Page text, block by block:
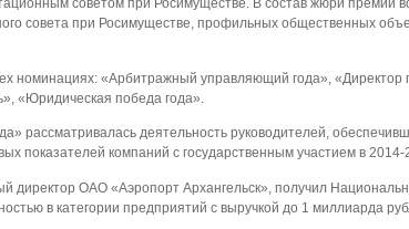
советом при Росимуществе. В состав жюри премии
совета при Росимуществе, профильных общественных
номинациях: «Арбитражный управляющий года», «Директор
«Юридическая победа года».
рассматривалась деятельность руководителей,
показателей компаний с государственным участием в 2014-
директор ОАО «Аэропорт Архангельск», получил
в категории предприятий с выручкой до 1 миллиарда